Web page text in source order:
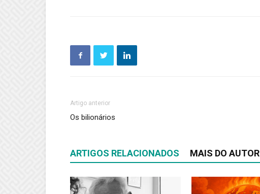
Artigo anterior
Os bilionários
ARTIGOS RELACIONADOS MAIS DO AUTOR